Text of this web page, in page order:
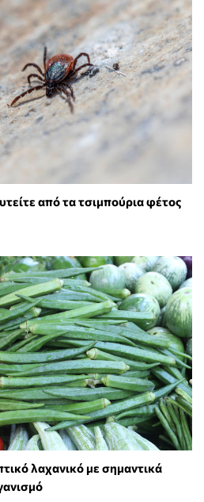
από τα τσιμπούρια φέτος
λαχανικό με σημαντικά